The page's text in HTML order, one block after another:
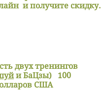
и получите скидку.
двух тренингов
и БаЦзы)
100
США